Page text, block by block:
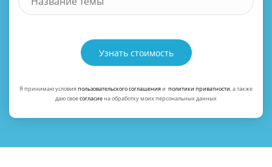
Узнать стоимость
Я принимаю условияпользовательского соглашенияи политики приватности, а также
даю своесогласиена обработку моих персональных данных